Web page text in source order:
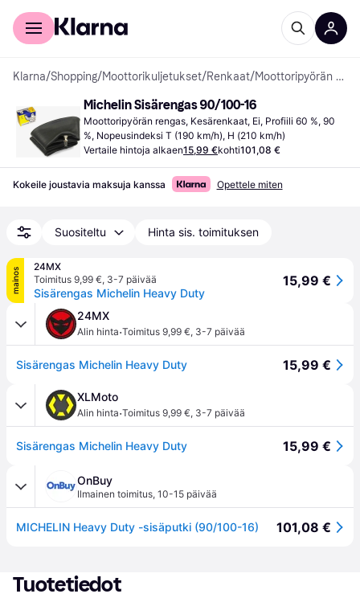
Kuluttajille
Klarna/Shopping/Moottorikuljetukset/Renkaat/ Moottoripyörän renkaat
Michelin Sisärengas 90/100-16
Moottoripyörän rengas, Kesärenkaat, Ei, Profiili 60 %, 90
%, Nopeusindeksi T (190 km/h), H (210 km/h)
Vertaile hintoja alkaen15,99 €kohti101,08 €
Kokeile joustavia maksuja kanssa Opettele miten
Suositeltu Hinta sis. toimituksen
mainos
24MX
Toimitus 9,99 €, 3-7 päivää
Sisärengas Michelin Heavy Duty
15,99 €
24MX
Alin hinta·Toimitus 9,99 €, 3-7 päivää
Sisärengas Michelin Heavy Duty 15,99 €
XLMoto
Alin hinta·Toimitus 9,99 €, 3-7 päivää
Sisärengas Michelin Heavy Duty 15,99 €
OnBuy
Ilmainen toimitus, 10-15 päivää
MICHELIN Heavy Duty -sisäputki (90/100-16) 101,08 €
Tuotetiedot